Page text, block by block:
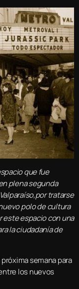
que fue
plena segunda
tratarse
polo de cultura
espacio con una
la ciudadanía de
semana para
los nuevos